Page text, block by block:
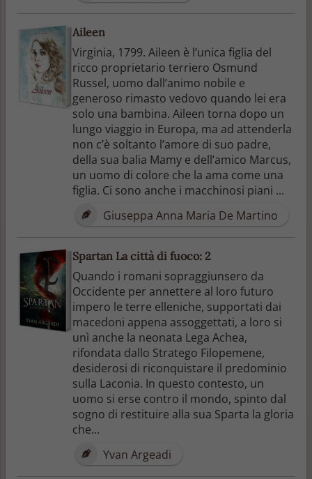
Aileen
Virginia, 1799. Aileen è l’unica figlia del
ricco proprietario terriero Osmund
Russel, uomo dall’animo nobile e
generoso rimasto vedovo quando lei era
solo una bambina. Aileen torna dopo un
lungo viaggio in Europa, ma ad attenderla
non c’è soltanto l’amore di suo padre,
della sua balia Mamy e dell’amico Marcus,
un uomo di colore che la ama come una
figlia. Ci sono anche i macchinosi piani ...
Giuseppa Anna Maria De Martino
Spartan La città di fuoco: 2
Quando i romani sopraggiunsero da
Occidente per annettere al loro futuro
impero le terre elleniche, supportati dai
macedoni appena assoggettati, a loro si
unì anche la neonata Lega Achea,
rifondata dallo Stratego Filopemene,
desiderosi di riconquistare il predominio
sulla Laconia. In questo contesto, un
uomo si erse contro il mondo, spinto dal
sogno di restituire alla sua Sparta la gloria
che...
Yvan Argeadi